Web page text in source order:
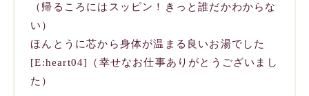
（帰るころにはスッピン！きっと誰だかわからな
い）
ほんとうに芯から身体が温まる良いお湯でした
[E:heart04]（幸せなお仕事ありがとうございまし
た）